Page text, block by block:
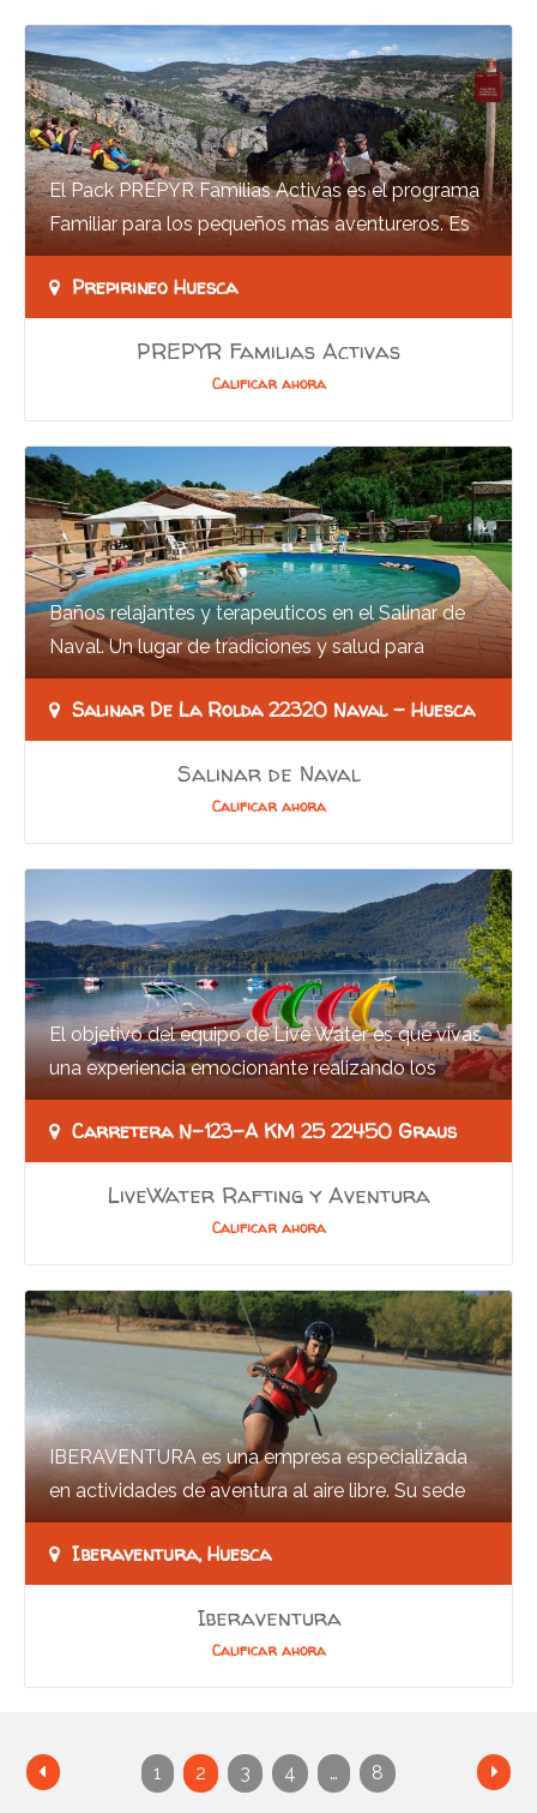
El Pack PREPYR Familias Activas es el programa
Familiar para los pequeños más aventureros. Es
el programa más completo que disponemos
para…Prepirineo Huesca
PREPYR Familias Activas
Calificar ahora
Baños relajantes y terapeuticos en el Salinar de
Naval. Un lugar de tradiciones y salud para
disfrutar con toda la familia. Naval esta…
Salinar De La Rolda 22320 Naval - Huesca
Salinar de Naval
Calificar ahora
El objetivo del equipo de Live Water es que vivas
una experiencia emocionante realizando los
deportes de aventuras en un entorno único, en…
Carretera N-123-A KM 25 22450 Graus
LiveWater Rafting y Aventura
Calificar ahora
IBERAVENTURA es una empresa especializada
en actividades de aventura al aire libre. Su sede
está en la ciudad de Huesca, si bien, los…
Iberaventura, Huesca
Iberaventura
Calificar ahora
1 2 3 4 … 8